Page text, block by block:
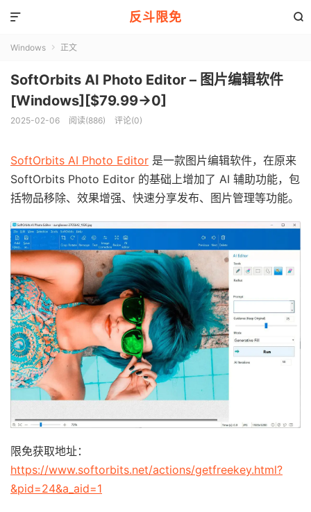
反斗限免 

Windows  正文
SoftOrbits AI Photo Editor – 图片编辑软件
[Windows][$79.99→0]
2025-02-06 阅读(886) 评论(0)
SoftOrbits AI Photo Editor 是一款图片编辑软件，在原来
SoftOrbits Photo Editor 的基础上增加了 AI 辅助功能，包
括物品移除、效果增强、快速分享发布、图片管理等功能。
限免获取地址：
https://www.softorbits.net/actions/getfreekey.html?
&pid=24&a_aid=1